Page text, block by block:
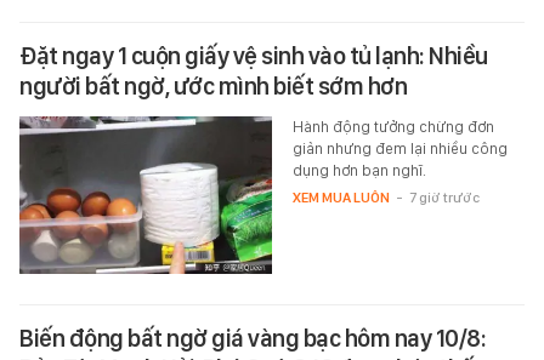
Đặt ngay 1 cuộn giấy vệ sinh vào tủ lạnh: Nhiều
người bất ngờ, ước mình biết sớm hơn
Hành động tưởng chừng đơn
giản nhưng đem lại nhiều công
dụng hơn bạn nghĩ.
XEM MUA LUÔN - 7 giờ trước
Biến động bất ngờ giá vàng bạc hôm nay 10/8: